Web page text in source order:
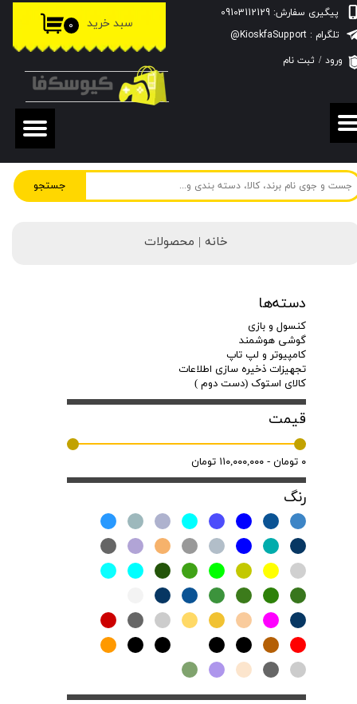
جستجو
پیگیری سفارش: 09103112129
۰ سبد خرید
ورود / ثبت نام
حساب کاربری من
تغییر گذر واژه
سفارشات
خروج از حساب کاربری
تلگرام : KioskfaSupport@
خانه | محصولات
دسته‌ها
کنسول و بازی
گوشی هوشمند
کامپیوتر و لپ تاپ
تجهیزات ذخیره سازی اطلاعات
کالای استوک (دست دوم )
قیمت
۰ تومان - ۱۱۰,۰۰۰,۰۰۰ تومان
رنگ